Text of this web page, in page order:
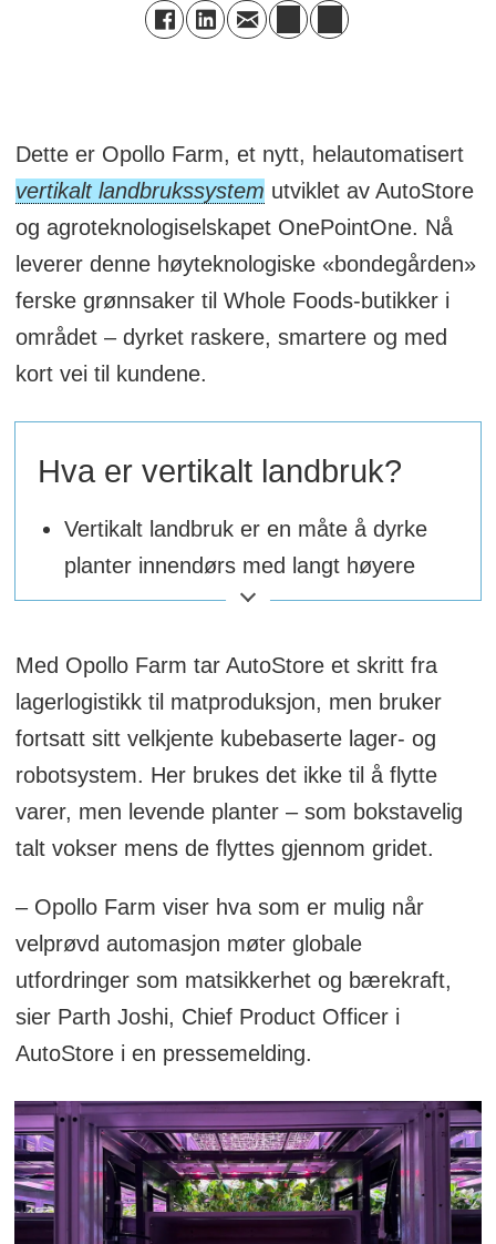
Dette er Opollo Farm, et nytt, helautomatisert
vertikalt landbrukssystem utviklet av AutoStore
og agroteknologiselskapet OnePointOne. Nå
leverer denne høyteknologiske «bondegården»
ferske grønnsaker til Whole Foods-butikker i
området – dyrket raskere, smartere og med
kort vei til kundene.
Hva er vertikalt landbruk?
Vertikalt landbruk er en måte å dyrke
planter innendørs med langt høyere
produksjon og lavere utslipp enn
Det finnes to ulike metoder i dag:
Hydroponikksom foregår uten bruk av
vann.Aeroponikk som også foregår
uten at røttene er i vann. I stedet
dusjes røttene jevnlig med en vanntåke
som inneholder de næringsstoffene
plantene trenger.
Fordelene er at det er
plassbesparende, fører til mindre
vannforbruk og mindre bruk av
sprøytemidler. I tillegg kan
Med Opollo Farm tar AutoStore et skritt fra
lagerlogistikk til matproduksjon, men bruker
fortsatt sitt velkjente kubebaserte lager- og
robotsystem. Her brukes det ikke til å flytte
varer, men levende planter – som bokstavelig
talt vokser mens de flyttes gjennom gridet.
– Opollo Farm viser hva som er mulig når
velprøvd automasjon møter globale
utfordringer som matsikkerhet og bærekraft,
sier Parth Joshi, Chief Product Officer i
AutoStore i en pressemelding.